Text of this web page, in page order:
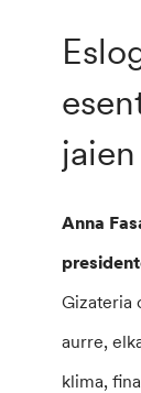
Anna
Gizateria
aurre,
klima,